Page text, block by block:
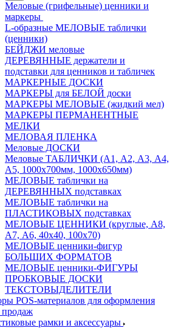
Меловые (грифельные) ценники и
маркеры
L-образные МЕЛОВЫЕ таблички
(ценники)
БЕЙДЖИ меловые
ДЕРЕВЯННЫЕ держатели и
подставки для ценников и табличек
МАРКЕРНЫЕ ДОСКИ
МАРКЕРЫ для БЕЛОЙ доски
МАРКЕРЫ МЕЛОВЫЕ (жидкий мел)
МАРКЕРЫ ПЕРМАНЕНТНЫЕ
МЕЛКИ
МЕЛОВАЯ ПЛЕНКА
Меловые ДОСКИ
Меловые ТАБЛИЧКИ (А1, А2, А3, А4,
А5, 1000х700мм, 1000х650мм)
МЕЛОВЫЕ таблички на
ДЕРЕВЯННЫХ подставках
МЕЛОВЫЕ таблички на
ПЛАСТИКОВЫХ подставках
МЕЛОВЫЕ ЦЕННИКИ (круглые, А8,
А7, А6, 40х40, 100х70)
МЕЛОВЫЕ ценники-фигур
БОЛЬШИХ ФОРМАТОВ
МЕЛОВЫЕ ценники-ФИГУРЫ
ПРОБКОВЫЕ ДОСКИ
ТЕКСТОВЫДЕЛИТЕЛИ
POS-материалов для оформления
продаж
рамки и аксессуары